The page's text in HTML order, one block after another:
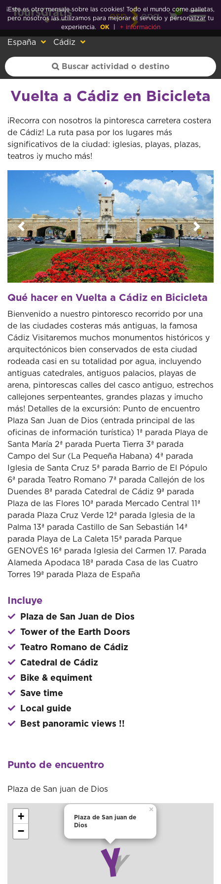
esp eng
0
España Cádiz
Vuelta a Cádiz en Bicicleta
¡Recorra con nosotros la pintoresca carretera costera
de Cádiz! La ruta pasa por los lugares más
significativos de la ciudad: iglesias, playas, plazas,
teatros ¡y mucho más!
Anterior
Qué hacer en Vuelta a Cádiz en Bicicleta
Bienvenido a nuestro pintoresco recorrido por una
de las ciudades costeras más antiguas, la famosa
Cádiz Visitaremos muchos monumentos históricos y
arquitectónicos bien conservados de esta ciudad
rodeada casi en su totalidad por agua, incluyendo
antiguas catedrales, antiguos palacios, playas de
arena, pintorescas calles del casco antiguo, estrechos
callejones serpenteantes, grandes plazas y ¡mucho
más! Detalles de la excursión: Punto de encuentro
Plaza San Juan de Dios (entrada principal de las
oficinas de información turística) 1ª parada Playa de
Santa María 2ª parada Puerta Tierra 3ª parada
Campo del Sur (La Pequeña Habana) 4ª parada
Iglesia de Santa Cruz 5ª parada Barrio de El Pópulo
6ª parada Teatro Romano 7ª parada Callejón de los
Duendes 8ª parada Catedral de Cádiz 9ª parada
Plaza de las Flores 10ª parada Mercado Central 11ª
parada Plaza Cruz Verde 12ª parada Iglesia de la
Palma 13ª parada Castillo de San Sebastián 14ª
parada Playa de La Caleta 15ª parada Parque
GENOVÉS 16ª parada Iglesia del Carmen 17. Parada
Alameda Apodaca 18ª parada Casa de las Cuatro
Torres 19ª parada Plaza de España
Incluye
Plaza de San Juan de Dios
Tower of the Earth Doors
Teatro Romano de Cádiz
Catedral de Cádiz
Bike & equiment
Save time
Local guide
Best panoramic views !!
Punto de encuentro
Plaza de San juan de Dios
Plaza de San juan de
Dios
×
+
−
¡Este es otro mensaje sobre las cookies! Todo el mundo come galletas,
pero nosotros las utilizamos para mejorar el servicio y personalizar tu
experiencia.
OK + información